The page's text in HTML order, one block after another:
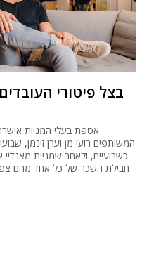
בצל פיטורי
אספת בעלי המניות